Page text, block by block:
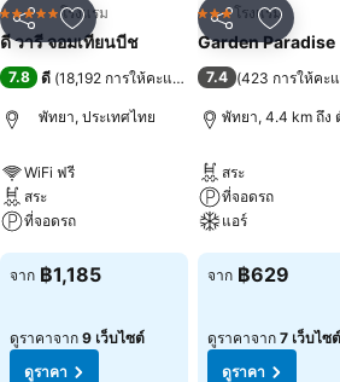
แชร์ เพิ่มในรายการโปรด
5 ดาว โรงแรม
ดี วารี จอมเทียนบีช
7.8 ดี (18,192 การให้คะแนน
พัทยา, ประเทศไทย
WiFi ฟรี
สระ
ที่จอดรถ
ดูราคา
จาก ฿1,185
ดูราคาจาก 9 เว็บไซต์
ดูราคา
แชร์ เพิ่มในร
3 ดาวโรงแรม
Garden Paradise
7.4 (423 การให้คะ
พัทยา, 4.4 km ถึง
สระ
ที่จอดรถ
แอร์
ดูราคา
จาก ฿629
ดูราคาจาก 7 เว็บไซต์
ดูราคา